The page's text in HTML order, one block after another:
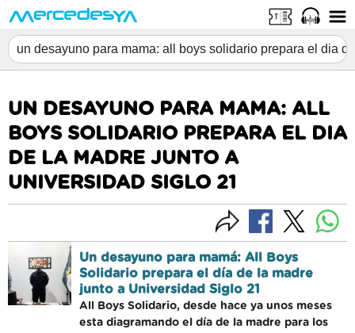
UN DESAYUNO PARA MAMA: ALL
BOYS SOLIDARIO PREPARA EL DIA
DE LA MADRE JUNTO A
UNIVERSIDAD SIGLO 21
Un desayuno para mamá: All Boys
Solidario prepara el día de la madre
junto a Universidad Siglo 21
All Boys Solidario, desde hace ya unos meses
esta diagramando el día de la madre para los